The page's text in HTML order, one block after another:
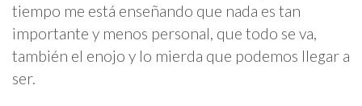
tiempo me está enseñando que nada es tan
importante y menos personal, que todo se va,
también el enojo y lo mierda que podemos llegar a
ser.